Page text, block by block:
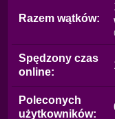
Razem wątków:
Spędzony czas
online:
Poleconych
użytkowników: